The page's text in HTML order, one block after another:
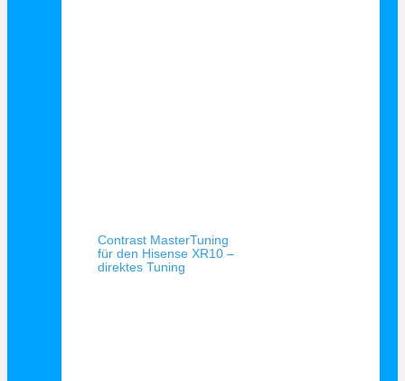
Contrast MasterTuning
für den Hisense XR10 –
direktes Tuning